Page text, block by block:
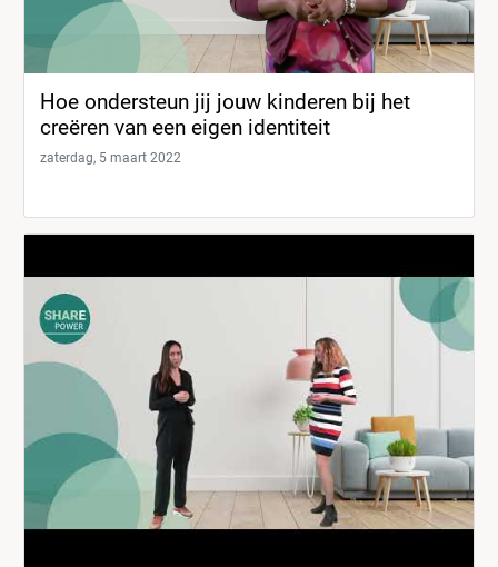
Hoe ondersteun jij jouw kinderen bij het
creëren van een eigen identiteit
zaterdag, 5 maart 2022